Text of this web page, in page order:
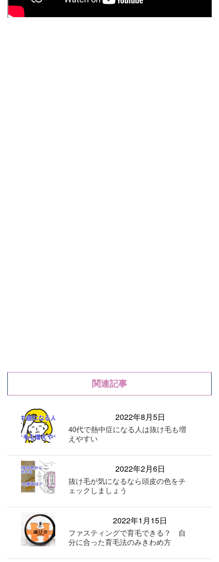
関連記事
2022年8月5日
40代で熱中症になる人は抜け毛も増
えやすい
2022年2月6日
抜け毛が気になるなら頭皮の色をチ
ェックしましょう
2022年1月15日
ファスティングで育毛できる？ 自
分に合った育毛法のみきわめ方